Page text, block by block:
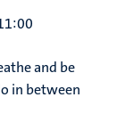
and be
in between